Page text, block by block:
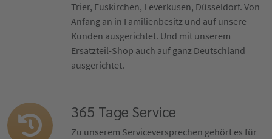
Trier, Euskirchen, Leverkusen, Düsseldorf. Von
Anfang an in Familienbesitz und auf unsere
Kunden ausgerichtet. Und mit unserem
Ersatzteil-Shop auch auf ganz Deutschland
ausgerichtet.
365 Tage Service
Zu unserem Serviceversprechen gehört es für